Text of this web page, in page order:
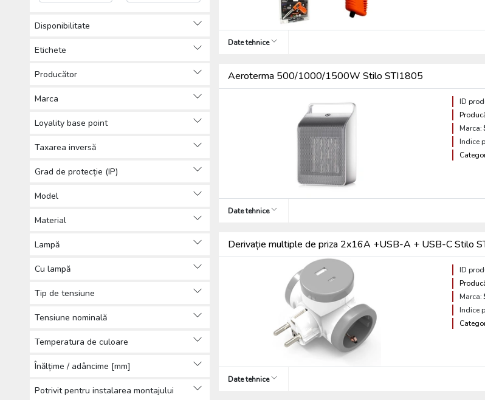
Disponibilitate
Etichete
Producător
Marca
Loyality base point
Taxarea inversă
Grad de protecție (IP)
Model
Material
Lampă
Cu lampă
Tip de tensiune
Tensiune nominală
Temperatura de culoare
Înălțime / adâncime [mm]
Potrivit pentru instalarea montajului
Date tehnice
Aeroterma 500/1000/1500W Stilo STI1805
ID
Marca:
Indice
Date tehnice
Derivație multiple de priza 2x16A +USB-A + USB-C Stilo
ID
Marca:
Indice
Date tehnice